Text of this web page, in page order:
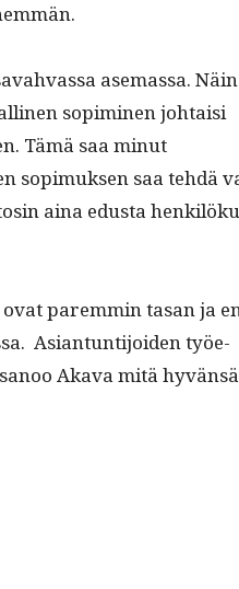
ase­mas­sa.
sopimi­nen johtaisi
Tämä saa min­ut
sopimuk­sen saa tehdä
aina edus­ta
parem­min tasan ja
Asiantun­ti­joiden työe­
Aka­va mitä